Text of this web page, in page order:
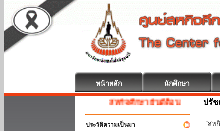
หน้าหลัก นักศึกษา
สหกิจศึกษา ยินดีต้อนรับ
ประวัติความเป็นมา
ปรั
“สห